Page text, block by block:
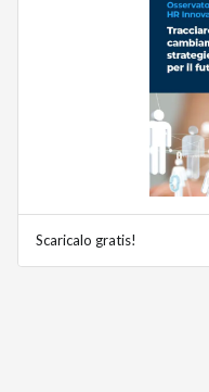
Scaricalo gratis!